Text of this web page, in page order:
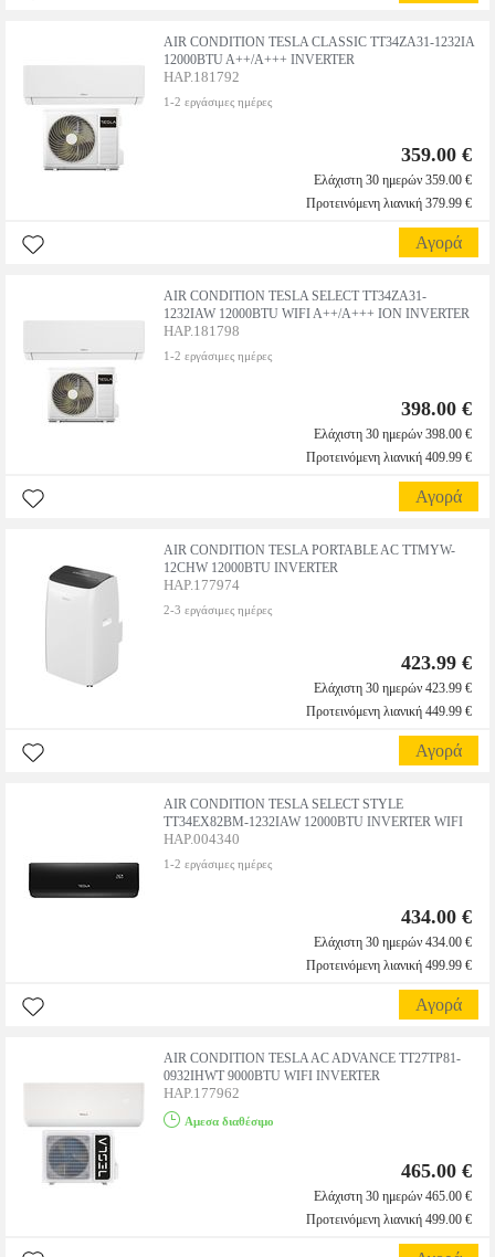
AIR CONDITION TESLA CLASSIC TT34ZA31-1232IA
12000BTU A++/A+++ INVERTER
HAP.181792
1-2 εργάσιμες ημέρες
359.00 €
Ελάχιστη 30 ημερών 359.00 €
Προτεινόμενη λιανική 379.99 €
Αγορά
AIR CONDITION TESLA SELECT TT34ZA31-
1232IAW 12000BTU WIFI A++/A+++ ION INVERTER
HAP.181798
1-2 εργάσιμες ημέρες
398.00 €
Ελάχιστη 30 ημερών 398.00 €
Προτεινόμενη λιανική 409.99 €
Αγορά
AIR CONDITION TESLA PORTABLE AC TTMYW-
12CHW 12000BTU INVERTER
HAP.177974
2-3 εργάσιμες ημέρες
423.99 €
Ελάχιστη 30 ημερών 423.99 €
Προτεινόμενη λιανική 449.99 €
Αγορά
AIR CONDITION TESLA SELECT STYLE
TT34EX82BM-1232IAW 12000BTU INVERTER WIFI
HAP.004340
1-2 εργάσιμες ημέρες
434.00 €
Ελάχιστη 30 ημερών 434.00 €
Προτεινόμενη λιανική 499.99 €
Αγορά
AIR CONDITION TESLA AC ADVANCE TT27TP81-
0932IHWT 9000BTU WIFI INVERTER
HAP.177962
Αμεσα διαθέσιμο
465.00 €
Ελάχιστη 30 ημερών 465.00 €
Προτεινόμενη λιανική 499.00 €